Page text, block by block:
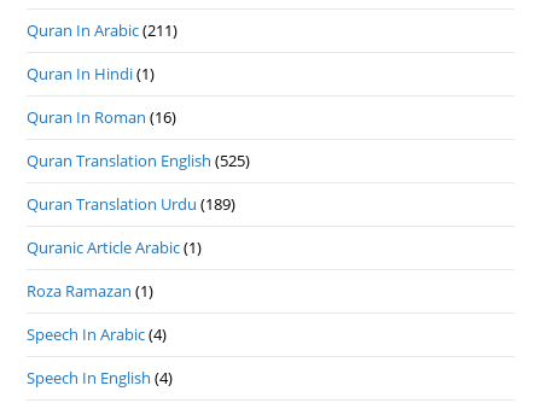
Quran In Arabic(211)
Quran In Hindi(1)
Quran In Roman (16)
Quran Translation English (525)
Quran Translation Urdu (189)
Quranic Article Arabic(1)
Roza Ramazan (1)
Speech In Arabic(4)
Speech In English (4)